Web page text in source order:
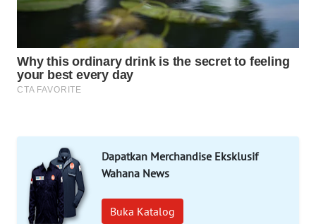
Dapatkan Merchandise Eksklusif
Wahana News
Buka Katalog
MKLI
KOPEKLIN